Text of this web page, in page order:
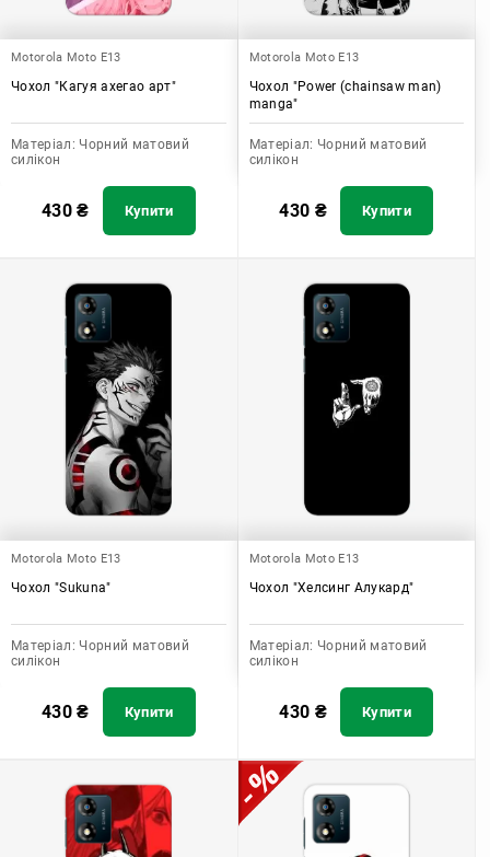
Motorola Moto E13
Чохол "Кагуя ахегао арт"
Матеріал: Чорний матовий
силікон
430₴ Купити
Motorola Moto E13
Чохол "Power (chainsaw man)
manga"
Матеріал: Чорний матовий
силікон
430 ₴ Купити
Motorola Moto E13
Чохол "Sukuna"
Матеріал: Чорний матовий
силікон
430₴ Купити
Motorola Moto E13
Чохол "Хелсинг Алукард"
Матеріал: Чорний матовий
силікон
430 ₴ Купити